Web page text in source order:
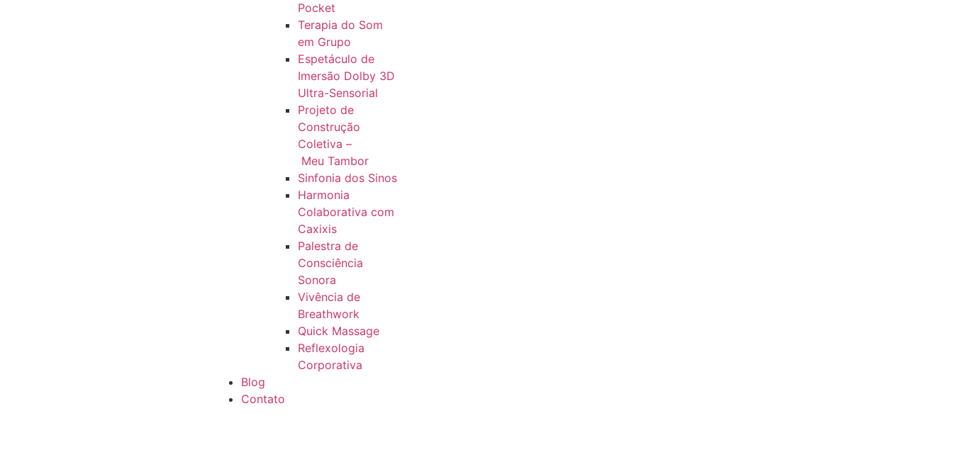
Pocket
Terapia do Som
em Grupo
Espetáculo de
Imersão Dolby 3D
Ultra-Sensorial
Projeto de
Construção
Coletiva –
Meu Tambor
Sinfonia dos Sinos
Harmonia
Colaborativa com
Caxixis
Palestra de
Consciência
Sonora
Vivência de
Breathwork
Quick Massage
Reflexologia
Corporativa
Blog
Contato